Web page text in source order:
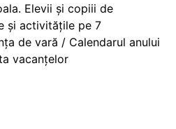
Elevii și copiii de
și activitățile pe 7
de vară / Calendarul anului
vacanțelor